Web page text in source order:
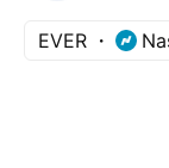
EVER